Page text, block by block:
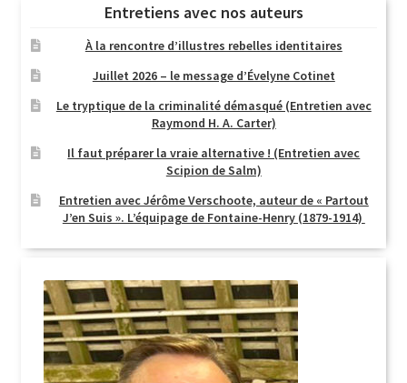
Entretiens avec nos auteurs
À la rencontre d’illustres rebelles identitaires
Juillet 2026 – le message d’Évelyne Cotinet
Le tryptique de la criminalité démasqué (Entretien avec
Raymond H. A. Carter)
Il faut préparer la vraie alternative ! (Entretien avec
Scipion de Salm)
Entretien avec Jérôme Verschoote, auteur de « Partout
J’en Suis ». L’équipage de Fontaine-Henry (1879-1914)